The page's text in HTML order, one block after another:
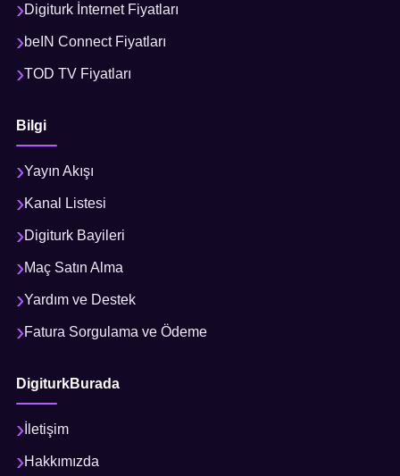
Digiturk İnternet Fiyatları
beIN Connect Fiyatları
TOD TV Fiyatları
Bilgi
Yayın Akışı
Kanal Listesi
Digiturk Bayileri
Maç Satın Alma
Yardım ve Destek
Fatura Sorgulama ve Ödeme
DigiturkBurada
İletişim
Hakkımızda